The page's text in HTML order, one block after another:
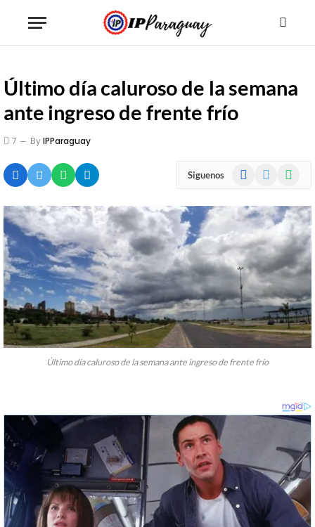
Último día caluroso de la semana
ante ingreso de frente frío
7 ByIPParaguay
Siguenos Facebook
Último día caluroso de la semana ante ingreso de frente frío